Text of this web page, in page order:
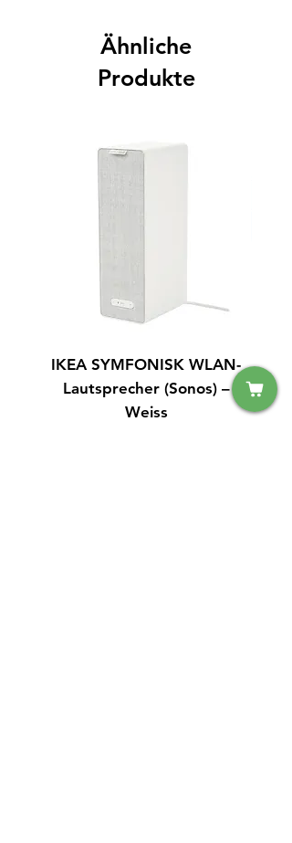
Ähnliche
Produkte
IKEA SYMFONISK WLAN-
Lautsprecher (Sonos) –
Weiss